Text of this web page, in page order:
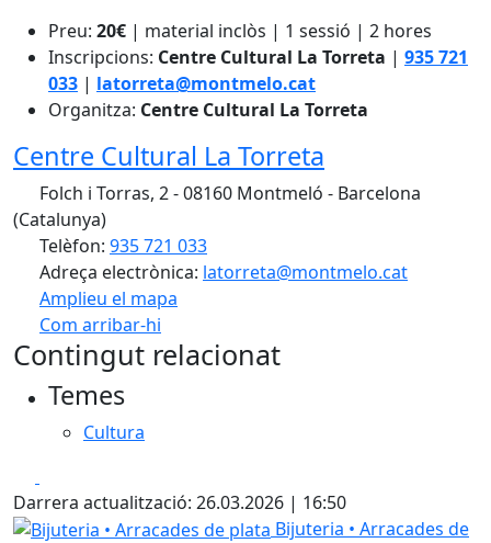
Preu: 20€ | material inclòs | 1 sessió | 2 hores
Inscripcions: Centre Cultural La Torreta | 935 721
033 | latorreta@montmelo.cat
Organitza: Centre Cultural La Torreta
Centre Cultural La Torreta
Folch i Torras, 2 - 08160 Montmeló - Barcelona
(Catalunya)
Telèfon: 935 721 033
Adreça electrònica: latorreta@montmelo.cat
Amplieu el mapa
Com arribar-hi
+
Contingut relacionat
Temes
Cultura
Darrera actualització: 26.03.2026 | 16:50
Bijuteria • Arracades de plata
Bijuteria • Arracades de